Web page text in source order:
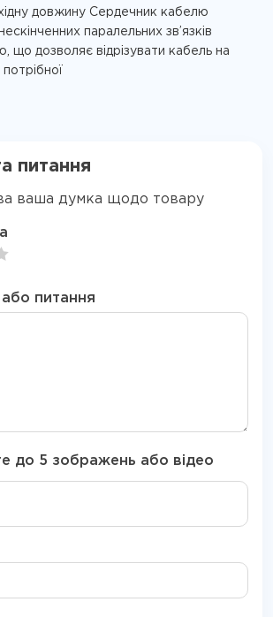
довжину Сердечник кабелю
паралельних зв’язків
що дозволяє відрізувати кабель на
потрібної
питання
ваша думка щодо товару
або питання
до 5 зображень або відео